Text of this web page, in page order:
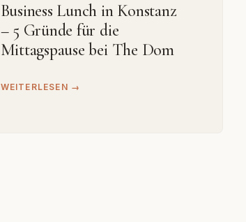
Business Lunch in Konstanz
– 5 Gründe für die
Mittagspause bei The Dom
WEITERLESEN →